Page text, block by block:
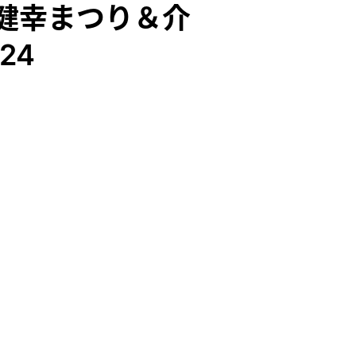
幸まつり＆介